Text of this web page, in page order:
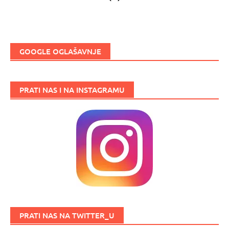
GOOGLE OGLAŠAVNJE
PRATI NAS I NA INSTAGRAMU
PRATI NAS NA TWITTER_U